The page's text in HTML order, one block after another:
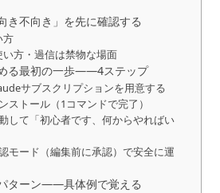
き不向き」を先に確認する
方
方・過信は禁物な場面
る最初の一歩——4ステップ
サブスクリプションを用意する
ストール（1コマンドで完了）
して「初心者です、何からやればい
モード（編集前に承認）で安全に運
ターン——具体例で覚える